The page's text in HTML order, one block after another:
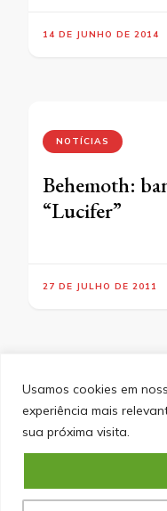
Usamos cookies em
experiência mais
sua próxima visita.
14 DE JUNHO DE 2014
NOTÍCIAS
Behemoth:
“Lucifer”
27 DE JULHO DE 2011
&cópia; Direitos
direitos reservados.
Blossom Themes.
SITEMAP